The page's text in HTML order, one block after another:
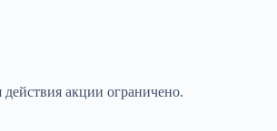
акции ограничено.